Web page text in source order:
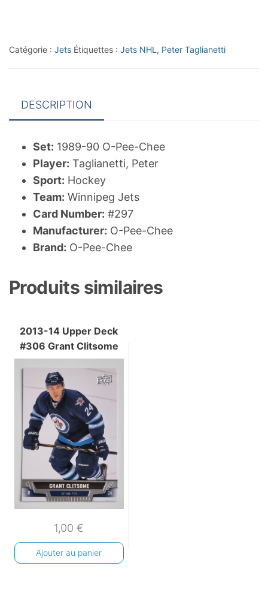
Peter
Catégorie : Jets Étiquettes : Jets NHL , Peter Taglianetti
DESCRIPTION
Set: 1989-90 O-Pee-Chee
Player: Taglianetti, Peter
Sport: Hockey
Team: Winnipeg Jets
Card Number: #297
Manufacturer: O-Pee-Chee
Brand: O-Pee-Chee
Produits similaires
2013-14 Upper Deck
#306 Grant Clitsome
1,00€
Ajouter au panier